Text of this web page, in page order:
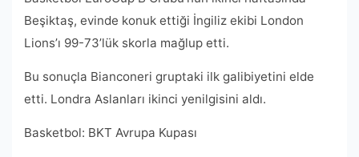
Beşiktaş, evinde konuk ettiği İngiliz ekibi London
Lions’ı 99-73’lük skorla mağlup etti.
Bu sonuçla Bianconeri gruptaki ilk galibiyetini elde
etti. Londra Aslanları ikinci yenilgisini aldı.
Basketbol: BKT Avrupa Kupası